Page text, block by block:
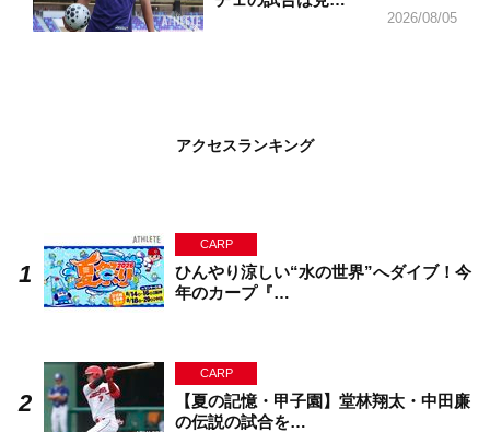
2026/08/05
アクセスランキング
CARP
ひんやり涼しい“水の世界”へダイブ！今
年のカープ『…
CARP
【夏の記憶・甲子園】堂林翔太・中田廉
の伝説の試合を…